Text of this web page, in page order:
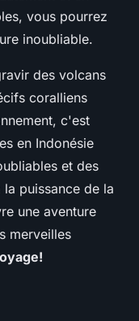
vous pourrez
inoubliable.
des volcans
coralliens
c'est
en Indonésie
et des
puissance de la
une aventure
merveilles